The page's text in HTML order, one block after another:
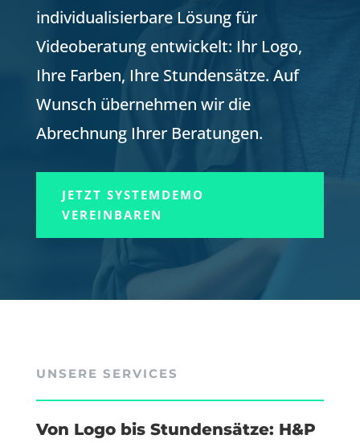
individualisierbare Lösung für
Videoberatung entwickelt: Ihr Logo,
Ihre Farben, Ihre Stundensätze. Auf
Wunsch übernehmen wir die
Abrechnung Ihrer Beratungen.
JETZT SYSTEMDEMO
VEREINBAREN
UNSERE SERVICES
Von Logo bis Stundensätze: H&P